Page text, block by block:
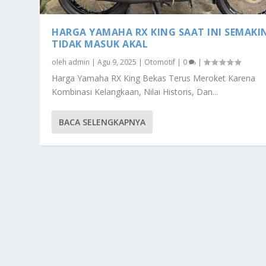
HARGA YAMAHA RX KING SAAT INI
TIDAK MASUK AKAL
oleh admin |Agu 9, 2025 | Otomotif | 0 |
Harga Yamaha RX King Bekas Terus Meroket Karena
Kombinasi Kelangkaan, Nilai Historis, Dan...
BACA SELENGKAPNYA